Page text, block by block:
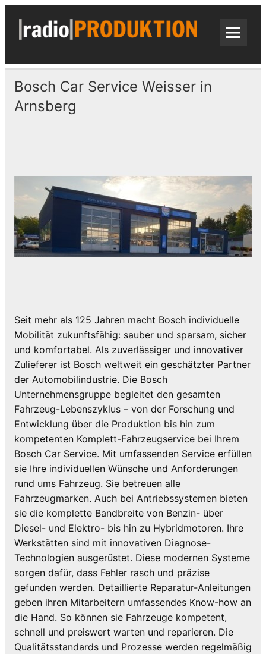
Skip
content
Bosch Car Service Weisser in
Arnsberg
Seit mehr als 125 Jahren macht Bosch individuelle
Mobilität zukunftsfähig: sauber und sparsam, sicher
und komfortabel. Als zuverlässiger und innovativer
Zulieferer ist Bosch weltweit ein geschätzter Partner
der Automobilindustrie. Die Bosch
Unternehmensgruppe begleitet den gesamten
Fahrzeug-Lebenszyklus – von der Forschung und
Entwicklung über die Produktion bis hin zum
kompetenten Komplett-Fahrzeugservice bei Ihrem
Bosch Car Service. Mit umfassenden Service erfüllen
sie Ihre individuellen Wünsche und Anforderungen
rund ums Fahrzeug. Sie betreuen alle
Fahrzeugmarken. Auch bei Antriebssystemen bieten
sie die komplette Bandbreite von Benzin- über
Diesel- und Elektro- bis hin zu Hybridmotoren. Ihre
Werkstätten sind mit innovativen Diagnose-
Technologien ausgerüstet. Diese modernen Systeme
sorgen dafür, dass Fehler rasch und präzise
gefunden werden. Detaillierte Reparatur-Anleitungen
geben ihren Mitarbeitern umfassendes Know-how an
die Hand. So können sie Fahrzeuge kompetent,
schnell und preiswert warten und reparieren. Die
Qualitätsstandards und Prozesse werden regelmäßig